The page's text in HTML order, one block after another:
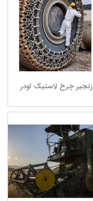
زنجیر چرخ لاستیک لودر